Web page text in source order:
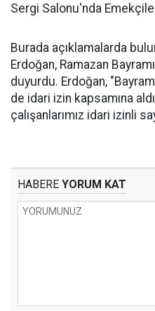
Sergi Salonu'nda
Burada açıklamalarda
Erdoğan, Ramazan
duyurdu. Erdoğan,
de idari izin kapsamına
çalışanlarımız idari izinli
HABERE YORUM KAT